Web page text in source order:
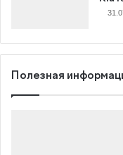
Полезная